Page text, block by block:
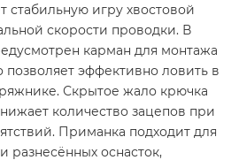
стабильную игру хвостовой
скорости проводки. В
карман для монтажа
позволяет эффективно ловить в
Скрытое жало крючка
количество зацепов при
Приманка подходит для
разнесённых оснасток,